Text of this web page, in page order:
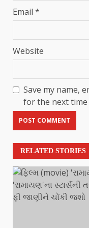
Email *
Website
Save my name,
for the next time
RELATED STORIES